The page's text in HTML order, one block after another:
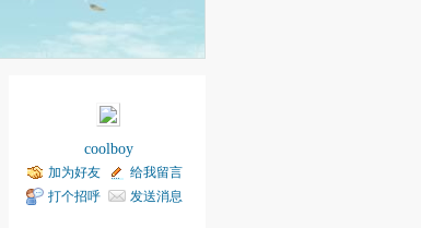
coolboy
加为好友
给我留言
打个招呼
发送消息